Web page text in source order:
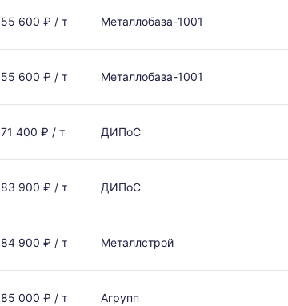
55 600 ₽ / т Металлобаза-1001
55 600 ₽ / т Металлобаза-1001
71 400 ₽ / т ДИПоС
83 900 ₽ / т ДИПоС
84 900 ₽ / т Металлстрой
85 000 ₽ / т Агрупп